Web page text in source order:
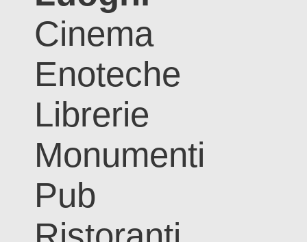
Cinema
Enoteche
Librerie
Monumenti
Pub